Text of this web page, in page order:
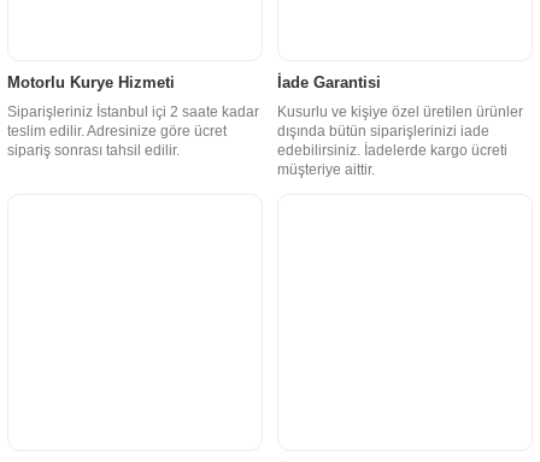
Motorlu Kurye Hizmeti
Siparişleriniz İstanbul içi 2 saate kadar
teslim edilir. Adresinize göre ücret
sipariş sonrası tahsil edilir.
İade Garantisi
Kusurlu ve kişiye özel üretilen ürünler
dışında bütün siparişlerinizi iade
edebilirsiniz. İadelerde kargo ücreti
müşteriye aittir.